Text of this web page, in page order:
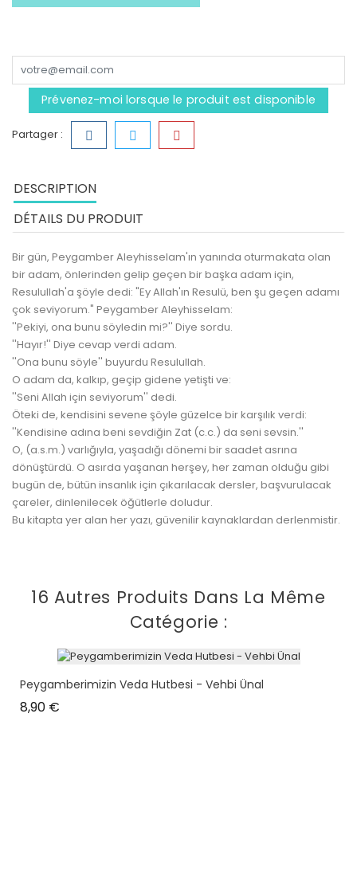
Prévenez-moi lorsque le produit est disponible
Partager :
DESCRIPTION
DÉTAILS DU PRODUIT
Bir gün, Peygamber Aleyhisselam'ın yanında oturmakata olan
bir adam, önlerinden gelip geçen bir başka adam için,
Resulullah'a şöyle dedi: "Ey Allah'ın Resulü, ben şu geçen adamı
çok seviyorum." Peygamber Aleyhisselam:
''Pekiyi, ona bunu söyledin mi?'' Diye sordu.
''Hayır!'' Diye cevap verdi adam.
''Ona bunu söyle'' buyurdu Resulullah.
O adam da, kalkıp, geçip gidene yetişti ve:
''Seni Allah için seviyorum'' dedi.
Öteki de, kendisini sevene şöyle güzelce bir karşılık verdi:
''Kendisine adına beni sevdiğin Zat (c.c.) da seni sevsin.''
O, (a.s.m.) varlığıyla, yaşadığı dönemi bir saadet asrına
dönüştürdü. O asırda yaşanan herşey, her zaman olduğu gibi
bugün de, bütün insanlık için çıkarılacak dersler, başvurulacak
çareler, dinlenilecek öğütlerle doludur.
Bu kitapta yer alan her yazı, güvenilir kaynaklardan derlenmistir.
16 Autres Produits Dans La Même
Catégorie :
Peygamberimizin Veda Hutbesi - Vehbi Ünal
8,90 €